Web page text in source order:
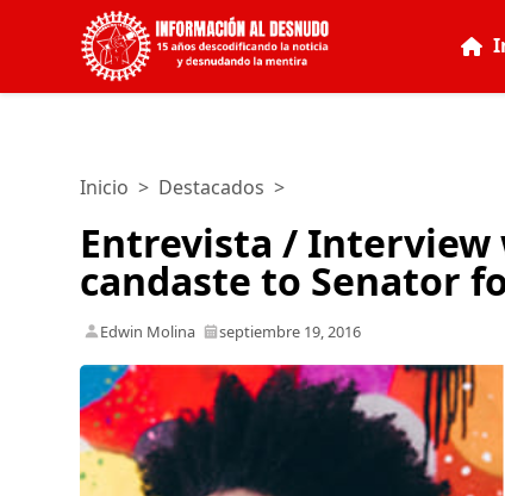
Inicio > Destacados >
Entrevista / Interview
candaste to Senator
Edwin Molina septiembre 19, 2016